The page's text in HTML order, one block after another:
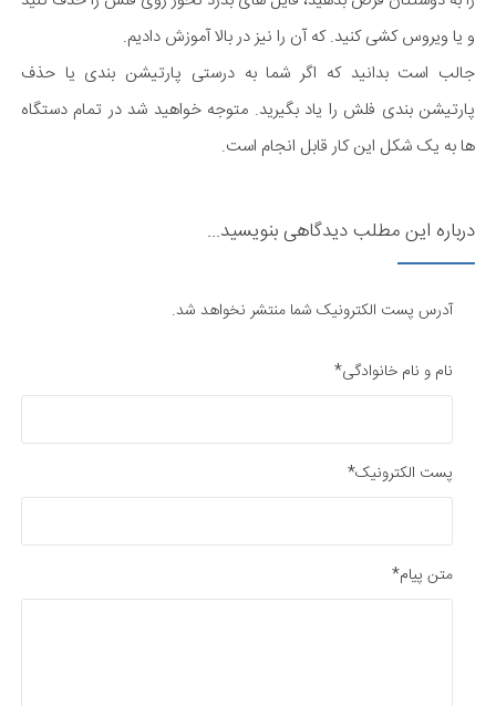
و یا ویروس کشی کنید. که آن را نیز در بالا آموزش دادیم.
جالب است بدانید که اگر شما به درستی پارتیشن بندی یا حذف
پارتیشن بندی فلش را یاد بگیرید. متوجه خواهید شد در تمام دستگاه
ها به یک شکل این کار قابل انجام است.
درباره این مطلب دیدگاهی بنویسید...
آدرس پست الکترونیک شما منتشر نخواهد شد.
نام و نام خانوادگی*
پست الکترونیک*
متن پیام*